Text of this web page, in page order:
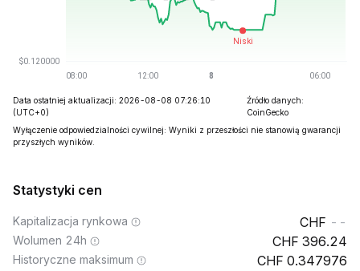
Data ostatniej aktualizacji: 2026-08-08 07:26:10
(UTC+0)
Źródło danych:
CoinGecko
Wyłączenie odpowiedzialności cywilnej: Wyniki z przeszłości nie stanowią gwarancji
przyszłych wyników.
Statystyki cen
Kapitalizacja rynkowa --
Wolumen 24h 396.24
Historyczne maksimum 0.347976